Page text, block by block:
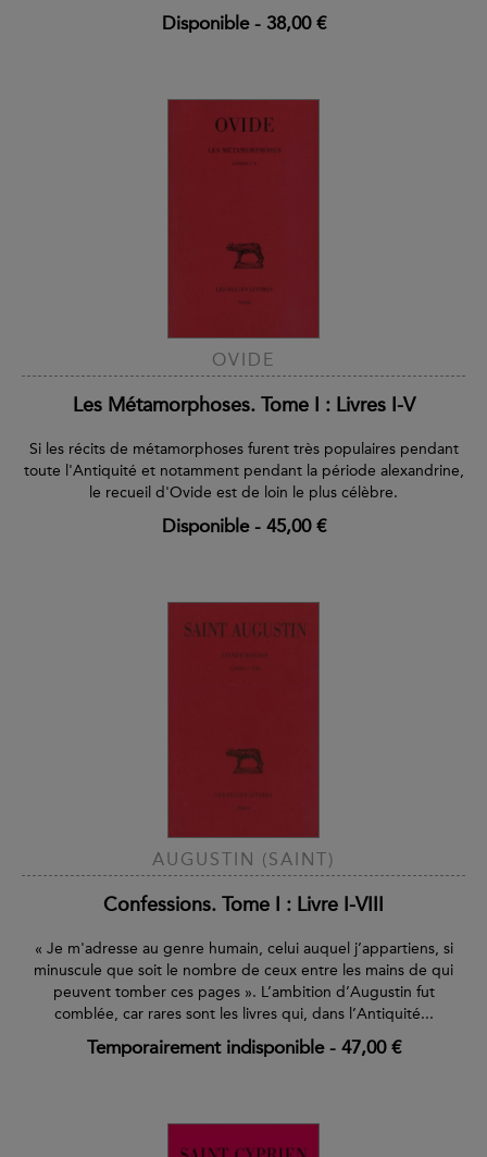
Disponible- 38,00 €
OVIDE
Les Métamorphoses. Tome I : Livres I-V
Si les récits de métamorphoses furent très populaires pendant
toute l'Antiquité et notamment pendant la période alexandrine,
le recueil d'Ovide est de loin le plus célèbre.
Disponible- 45,00 €
AUGUSTIN (SAINT)
Confessions. Tome I : Livre I-VIII
« Je m'adresse au genre humain, celui auquel j’appartiens, si
minuscule que soit le nombre de ceux entre les mains de qui
peuvent tomber ces pages ». L’ambition d’Augustin fut
comblée, car rares sont les livres qui, dans l’Antiquité...
Temporairement indisponible- 47,00 €